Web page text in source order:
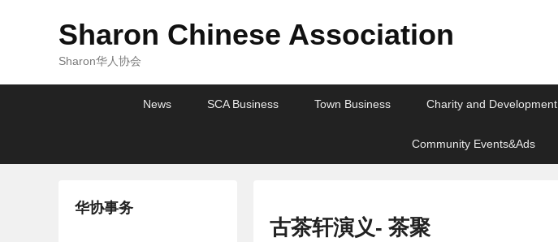
Sharon Chinese Association
Sharon华人协会
News SCA Business Town Business Charity and Development
Community Events&Ads
古茶轩演义- 茶聚
华协事务